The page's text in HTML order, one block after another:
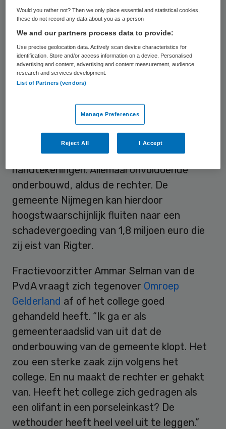
Rigtergroep. Ook stelt de rechtbank dat
Nijmegen niet genoeg heeft onderbouwd
dat de bestuurder van de Rigtergroep
persoonlijk aansprakelijk is voor de schulden
van die vennootschappen.
maanden onderzoek tot fikse
beschuldigingen aan het adres van Rigter,
waaronder belangenverstrengeling,
zelfverrijking en het zetten valse
handtekeningen. Allemaal onvoldoende
onderbouwd, aldus de rechter. De
gemeente Nijmegen kan hierdoor
hoogstwaarschijnlijk fluiten naar een
schadevergoeding van 1,8 miljoen euro die
zij eist van Rigter.
Fractievoorzitter Ammar Selman van de
PvdA vraagt zich tegenover Omroep
Gelderland af of het college goed
gehandeld heeft. “Ik ga er als
gemeenteraadslid van uit dat de
onderbouwing van de gemeente klopt. Het
zou een sterke zaak zijn volgens het
college. En nu maakt de rechter er gehakt
van. Heeft het college zich gedragen als
een olifant in een porseleinkast? De
wethouder heeft heel veel uit te leggen.”
Would you rather not? Then we only place essential and statistical cookies,
these do not record any data about you as a person
We and our partners process data to provide:
Use precise geolocation data. Actively scan device characteristics for
identification. Store and/or access information on a device. Personalised
advertising and content, advertising and content measurement, audience
research and services development.
List of Partners (vendors)
Manage Preferences
Reject All I Accept